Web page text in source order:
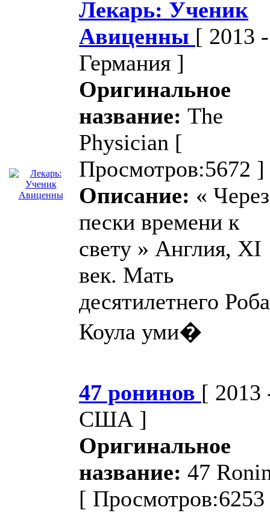
Лекарь: Ученик
Авиценны [ 2013 -
Германия ]
Оригинальное
название: The
Physician [
Просмотров:5672 ]
Описание: « Через
пески времени к
свету » Англия, XI
век. Мать
десятилетнего Роба
Коула уми�
47 ронинов [ 2013
США ]
Оригинальное
название: 47
[